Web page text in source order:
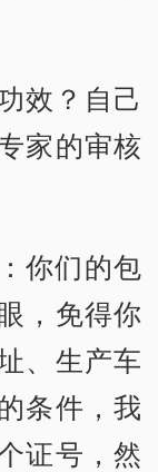
效？自己
家的审核
你们的包
，免得你
、生产车
条件，我
证号，然